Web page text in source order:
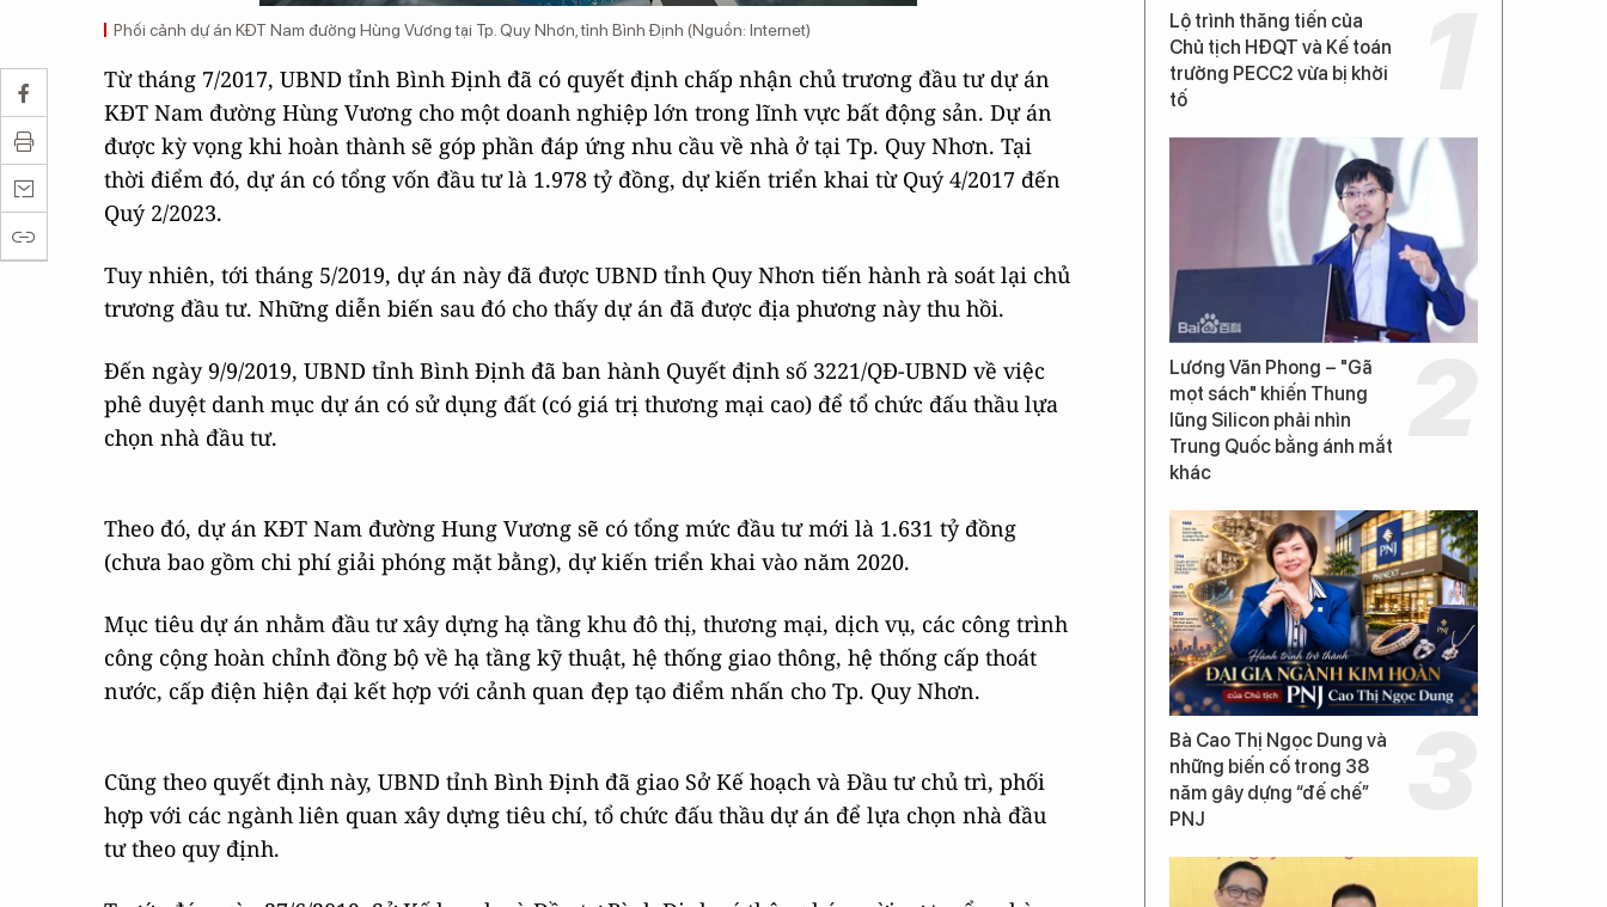
Phối cảnh dự án KĐT Nam đường Hùng Vương tại Tp. Quy Nhơn, tỉnh Bình Định (Nguồn: Internet)
Từ tháng 7/2017, UBND tỉnh Bình Định đã có quyết định chấp nhận chủ trương đầu tư dự án
KĐT Nam đường Hùng Vương cho một doanh nghiệp lớn trong lĩnh vực bất động sản. Dự án
được kỳ vọng khi hoàn thành sẽ góp phần đáp ứng nhu cầu về nhà ở tại Tp. Quy Nhơn. Tại
thời điểm đó, dự án có tổng vốn đầu tư là 1.978 tỷ đồng, dự kiến triển khai từ Quý 4/2017 đến
Quý 2/2023.
Tuy nhiên, tới tháng 5/2019, dự án này đã được UBND tỉnh Quy Nhơn tiến hành rà soát lại chủ
trương đầu tư. Những diễn biến sau đó cho thấy dự án đã được địa phương này thu hồi.
Đến ngày 9/9/2019, UBND tỉnh Bình Định đã ban hành Quyết định số 3221/QĐ-UBND về việc
phê duyệt danh mục dự án có sử dụng đất (có giá trị thương mại cao) để tổ chức đấu thầu lựa
chọn nhà đầu tư.
Theo đó, dự án KĐT Nam đường Hung Vương sẽ có tổng mức đầu tư mới là 1.631 tỷ đồng
(chưa bao gồm chi phí giải phóng mặt bằng), dự kiến triển khai vào năm 2020.
Mục tiêu dự án nhằm đầu tư xây dựng hạ tầng khu đô thị, thương mại, dịch vụ, các công trình
công cộng hoàn chỉnh đồng bộ về hạ tầng kỹ thuật, hệ thống giao thông, hệ thống cấp thoát
nước, cấp điện hiện đại kết hợp với cảnh quan đẹp tạo điểm nhấn cho Tp. Quy Nhơn.
Cũng theo quyết định này, UBND tỉnh Bình Định đã giao Sở Kế hoạch và Đầu tư chủ trì, phối
hợp với các ngành liên quan xây dựng tiêu chí, tổ chức đấu thầu dự án để lựa chọn nhà đầu
tư theo quy định.
Lộ trình thăng tiến của
Chủ tịch HĐQT và Kế toán
trưởng PECC2 vừa bị khởi
tố
Lương Văn Phong – "Gã
mọt sách" khiến Thung
lũng Silicon phải nhìn
Trung Quốc bằng ánh mắt
khác
Bà Cao Thị Ngọc Dung và
những biến cố trong 38
năm gây dựng “đế chế”
PNJ